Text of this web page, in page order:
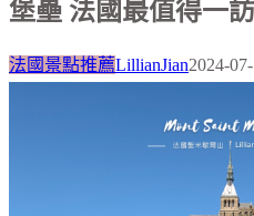
堡壘 法國最值得一
法國景點推薦LillianJian2024-